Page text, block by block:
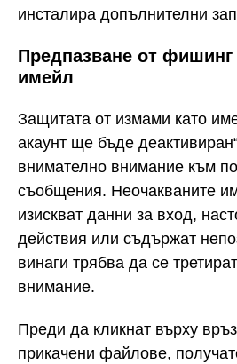
инсталира допълнителни
Предпазване от
имейл
Защитата от измами като
акаунт ще бъде
внимателно внимание към
съобщения. Неочакваните
изискват данни за вход,
действия или съдържат
винаги трябва да се
внимание.
Преди да кликнат върху
прикачени файлове,